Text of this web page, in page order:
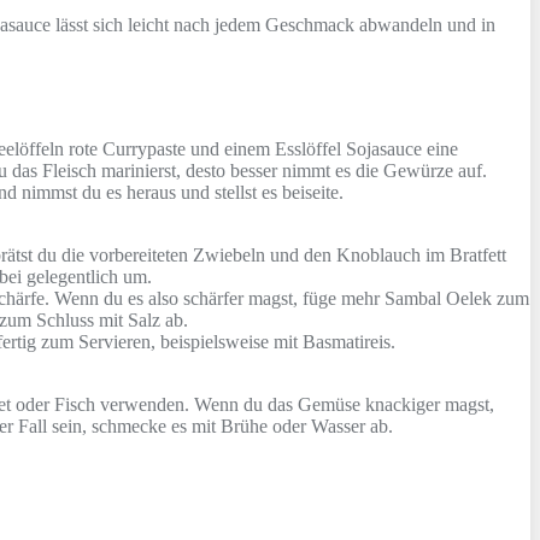
lässt sich leicht nach jedem Geschmack abwandeln und in
rote Currypaste und einem Esslöffel Sojasauce eine
Fleisch marinierst, desto besser nimmt es die Gewürze auf.
nimmst du es heraus und stellst es beiseite.
du die vorbereiteten Zwiebeln und den Knoblauch im Bratfett
gelegentlich um.
Wenn du es also schärfer magst, füge mehr Sambal Oelek zum
Schluss mit Salz ab.
zum Servieren, beispielsweise mit Basmatireis.
oder Fisch verwenden. Wenn du das Gemüse knackiger magst,
sein, schmecke es mit Brühe oder Wasser ab.